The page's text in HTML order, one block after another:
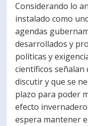
Considerando lo
instalado como
agendas
desarrollados y
políticas y
científicos señalan
discutir y que se
plazo para poder
efecto invernadero
espera mantener